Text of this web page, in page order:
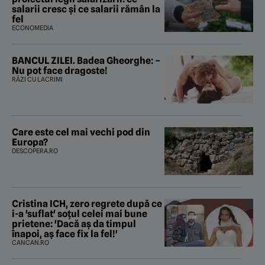
salarii cresc și ce salarii rămân la
fel
ECONOMEDIA
BANCUL ZILEI. Badea Gheorghe: –
Nu pot face dragoste!
RÂZI CU LACRIMI
Care este cel mai vechi pod din
Europa?
DESCOPERA.RO
Cristina ICH, zero regrete după ce
i-a 'suflat' soțul celei mai bune
prietene: 'Dacă aș da timpul
înapoi, aș face fix la fel!'
CANCAN.RO